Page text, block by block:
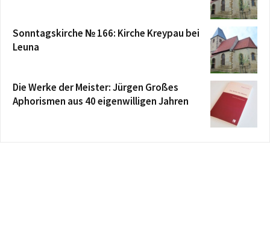
Sonntagskirche № 166: Kirche Kreypau bei
Leuna
Die Werke der Meister: Jürgen Großes
Aphorismen aus 40 eigenwilligen Jahren